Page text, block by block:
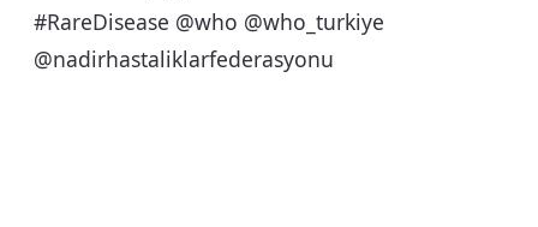
#RareDisease @who @who_turkiye
@nadirhastaliklarfederasyonu